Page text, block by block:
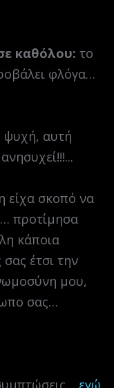
καθόλου: το
φλόγα…
ψυχή, αυτή
είχα σκοπό να
προτίμησα
κάποια
έτσι την
μου,
σας…
εγώ